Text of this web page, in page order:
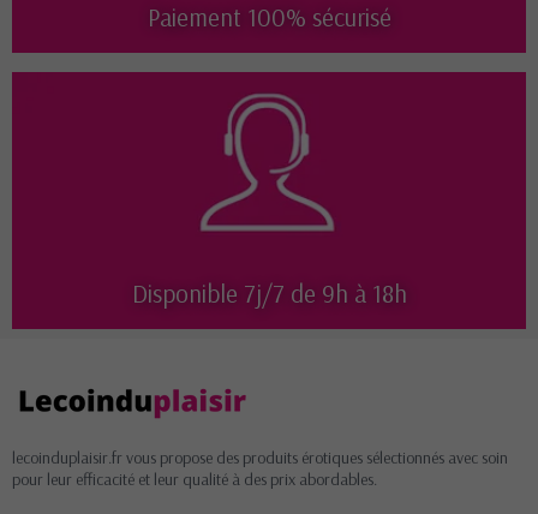
Paiement 100% sécurisé
Disponible 7j/7 de 9h à 18h
lecoinduplaisir.fr vous propose des produits érotiques sélectionnés avec soin
pour leur efficacité et leur qualité à des prix abordables.